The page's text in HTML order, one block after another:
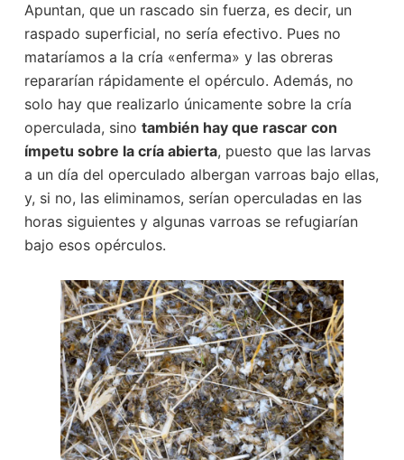
Apuntan, que un rascado sin fuerza, es decir, un
raspado superficial, no sería efectivo. Pues no
mataríamos a la cría «enferma» y las obreras
repararían rápidamente el opérculo. Además, no
solo hay que realizarlo únicamente sobre la cría
operculada, sino también hay que rascar con
ímpetu sobre la cría abierta, puesto que las larvas
a un día del operculado albergan varroas bajo ellas,
y, si no, las eliminamos, serían operculadas en las
horas siguientes y algunas varroas se refugiarían
bajo esos opérculos.